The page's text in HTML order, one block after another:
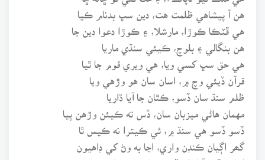
هن آ پيشاهي ظلمت هت، دين سڀ بدنام ڪيا
هي ڦٽڪا ڪوڙا، مارشلا، ۽ ڪوڙا دعوا دين جا
هن بنگالي ۽ بلوچ، ڪيئي سنڌي ماريا
هي حق سڀ کسي ويا، هي ويري قوم جا ٿيا
قرآن ڏيئي وچ ۾، اسان سان هو وڙهي ويا
ظلم سنڌ سان ڏسو، ڪٿان جا آيا ڌاريا
مهمان هاڻي ميزبان سان، ڏس ته ڪيئن وڙهن پيا
ڏسو ڏسو هي سنڌ ۾، ئي ڪيترا نه ڪيس ٿا
گھر اڳيان ڪنڊن واري، اڃا به وڻ کي ڊاهيون
اڃا به ڏوھ آ اسان ڏي، ويٺا سينو ساهيون